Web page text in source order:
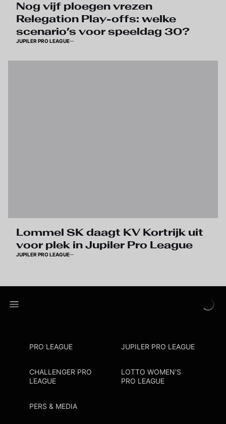
Nog vijf ploegen vrezen
Relegation Play-offs: welke
scenario’s voor speeldag 30?
JUPILER PRO LEAGUE
Lommel SK daagt KV Kortrijk uit
voor plek in Jupiler Pro League
JUPILER PRO LEAGUE
PRO LEAGUE JUPILER PRO LEAGUE
CHALLENGER PRO
LEAGUE
LOTTO WOMEN'S
PRO LEAGUE
PERS & MEDIA